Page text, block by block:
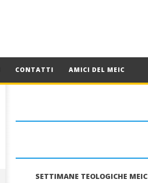
CONTATTI AMICI DEL MEIC
SETTIMANE TEOLOGICHE MEIC